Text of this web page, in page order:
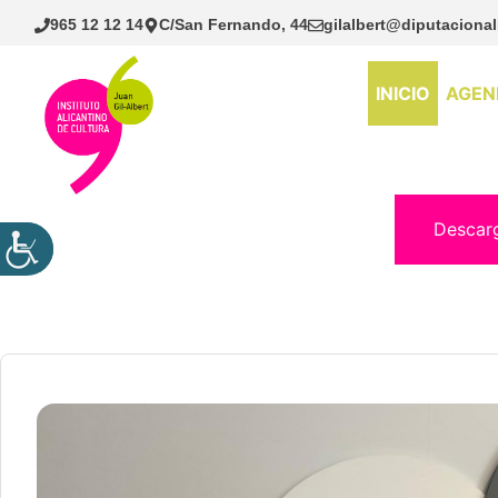
Saltar
965 12 12 14 C/San Fernando, 44
INICIO